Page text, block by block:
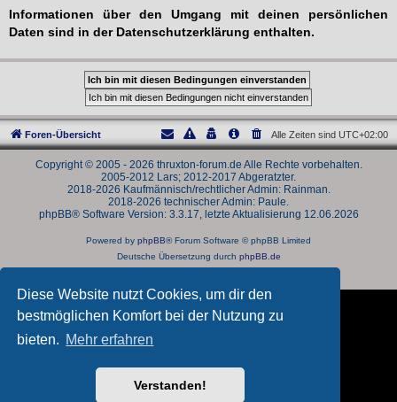
Diese Website nutzt Cookies, um dir den
bestmöglichen Komfort bei der Nutzung zu
bieten. Mehr erfahren
Verstanden!
Informationen über den Umgang mit deinen persönlichen
Daten sind in der Datenschutzerklärung enthalten.
Foren-Übersicht Alle Zeiten sind UTC+02:00
Copyright © 2005 - 2026 thruxton-forum.de Alle Rechte vorbehalten.
2005-2012 Lars; 2012-2017 Abgeratzter.
2018-2026 Kaufmännisch/rechtlicher Admin: Rainman.
2018-2026 technischer Admin: Paule.
phpBB® Software Version: 3.3.17, letzte Aktualisierung 12.06.2026
Powered by phpBB® Forum Software © phpBB Limited
Deutsche Übersetzung durch phpBB.de